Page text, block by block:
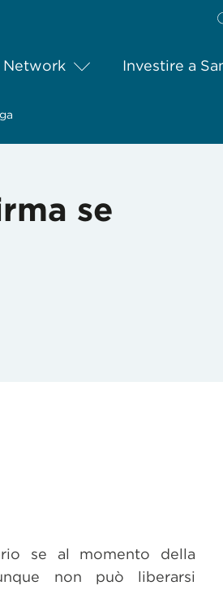
Network Investire a
se
se al momento della
non può liberarsi